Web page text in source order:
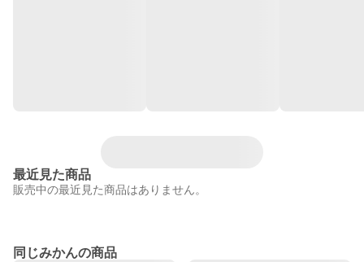
最近見た商品
販売中の最近見た商品はありません。
同じみかんの商品